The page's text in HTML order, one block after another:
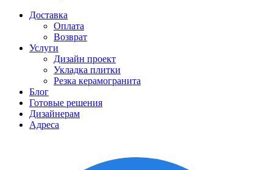
Доставка
Оплата
Возврат
Услуги
Дизайн проект
Укладка плитки
Резка керамогранита
Блог
Готовые решения
Дизайнерам
Адреса